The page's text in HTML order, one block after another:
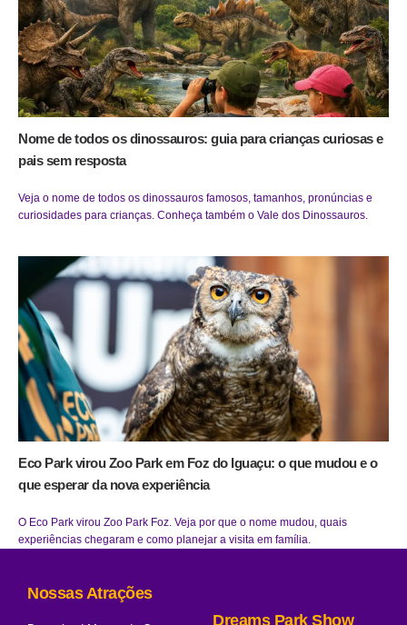
Nome de todos os dinossauros: guia para crianças curiosas e
pais sem resposta
Veja o nome de todos os dinossauros famosos, tamanhos, pronúncias e
curiosidades para crianças. Conheça também o Vale dos Dinossauros.
Eco Park virou Zoo Park em Foz do Iguaçu: o que mudou e o
que esperar da nova experiência
O Eco Park virou Zoo Park Foz. Veja por que o nome mudou, quais
experiências chegaram e como planejar a visita em família.
Nossas Atrações
Dreams Park Show